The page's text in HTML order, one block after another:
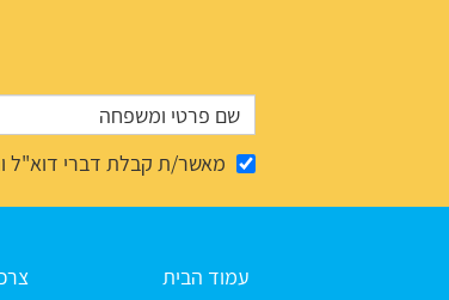
מאשר/ת קבלת דברי דוא"ל
עמוד הבית